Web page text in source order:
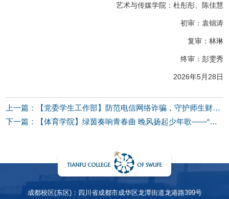
艺术与传媒学院：杜彤彤、陈佳慧
初审：袁锦涛
复审：林琳
终审：彭雯秀
2026年5月28日
上一篇：【党委学生工作部】防范电信网络诈骗，守护师生财产安全——反诈讲座顺利举办
下一篇：【体育学院】绿茵奏响青春曲 晚风扬起少年歌——“燃动绿茵·乐响青春”草地音乐节顺利开展
成都校区(东区)：四川省成都市成华区龙潭街道龙港路399号